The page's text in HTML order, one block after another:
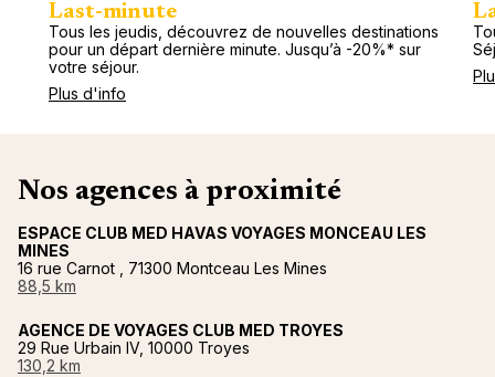
Last-minute
Tous les jeudis, découvrez de nouvelles destinations
pour un départ dernière minute. Jusqu’à -20%* sur
votre séjour.
Plus d'info
Nos agences à proximité
ESPACE CLUB MED HAVAS VOYAGES MONCEAU LES
MINES
16 rue Carnot , 71300 Montceau Les Mines
88,5 km
AGENCE DE VOYAGES CLUB MED TROYES
29 Rue Urbain IV, 10000 Troyes
130,2 km